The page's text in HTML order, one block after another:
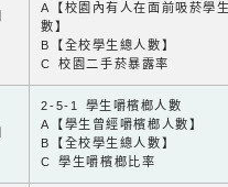
A【校園內有人在面前吸菸學
數】
B【全校學生總人數】
C 校園二手菸暴露率
2-5-1 學生嚼檳榔人數
A【學生曾經嚼檳榔人數】
B【全校學生總人數】
C 學生嚼檳榔比率